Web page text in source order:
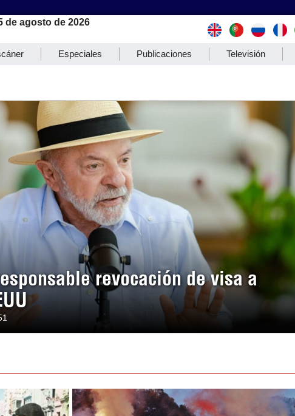
de agosto de 2026
Especiales Publicaciones Televisión
revocación de visa a